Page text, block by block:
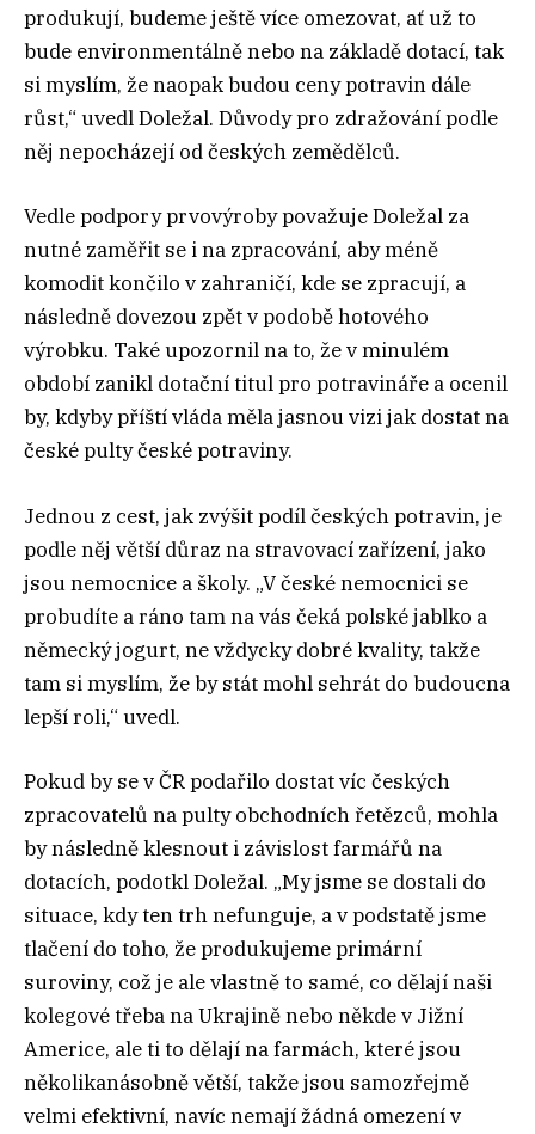
produkují, budeme ještě více omezovat, ať už to
bude environmentálně nebo na základě dotací, tak
si myslím, že naopak budou ceny potravin dále
růst,“ uvedl Doležal. Důvody pro zdražování podle
něj nepocházejí od českých zemědělců.
Vedle podpory prvovýroby považuje Doležal za
nutné zaměřit se i na zpracování, aby méně
komodit končilo v zahraničí, kde se zpracují, a
následně dovezou zpět v podobě hotového
výrobku. Také upozornil na to, že v minulém
období zanikl dotační titul pro potravináře a ocenil
by, kdyby příští vláda měla jasnou vizi jak dostat na
české pulty české potraviny.
Jednou z cest, jak zvýšit podíl českých potravin, je
podle něj větší důraz na stravovací zařízení, jako
jsou nemocnice a školy. „V české nemocnici se
probudíte a ráno tam na vás čeká polské jablko a
německý jogurt, ne vždycky dobré kvality, takže
tam si myslím, že by stát mohl sehrát do budoucna
lepší roli,“ uvedl.
Pokud by se v ČR podařilo dostat víc českých
zpracovatelů na pulty obchodních řetězců, mohla
by následně klesnout i závislost farmářů na
dotacích, podotkl Doležal. „My jsme se dostali do
situace, kdy ten trh nefunguje, a v podstatě jsme
tlačení do toho, že produkujeme primární
suroviny, což je ale vlastně to samé, co dělají naši
kolegové třeba na Ukrajině nebo někde v Jižní
Americe, ale ti to dělají na farmách, které jsou
několikanásobně větší, takže jsou samozřejmě
velmi efektivní, navíc nemají žádná omezení v